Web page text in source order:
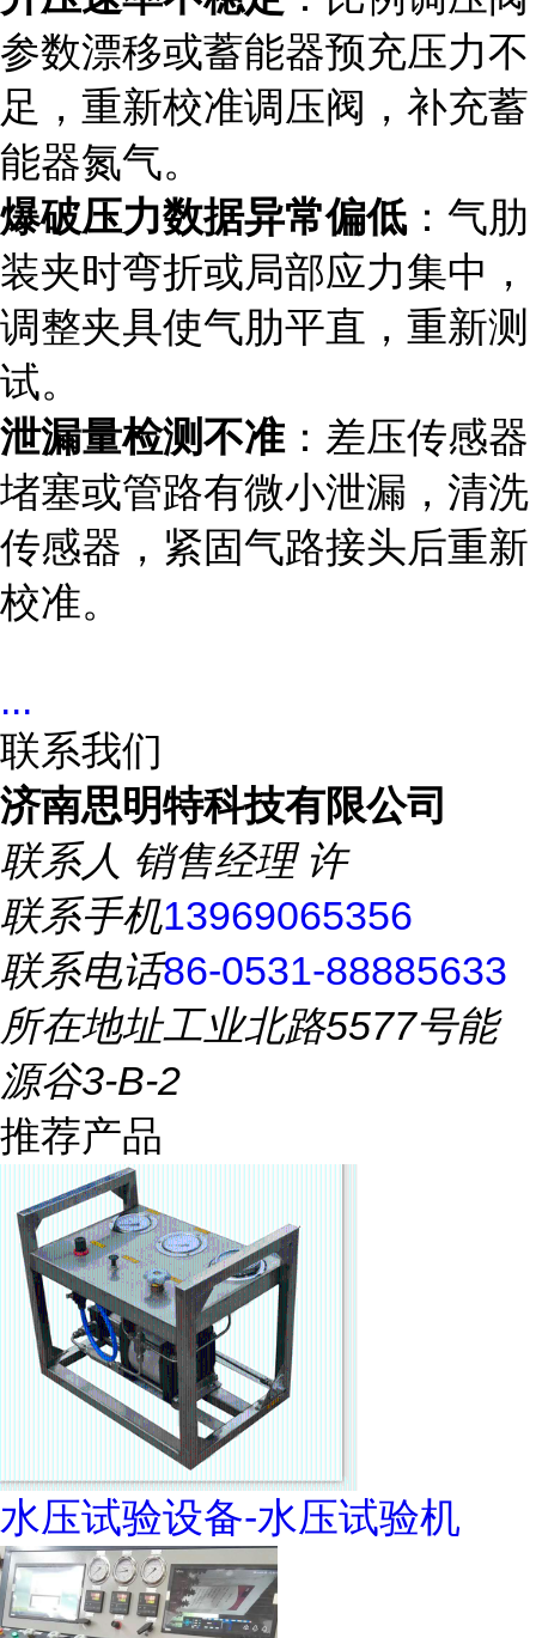
参数漂移或蓄能器预充压力不
足，重新校准调压阀，补充蓄
能器氮气。
爆破压力数据异常偏低：气肋
装夹时弯折或局部应力集中，
调整夹具使气肋平直，重新测
试。
泄漏量检测不准：差压传感器
堵塞或管路有微小泄漏，清洗
传感器，紧固气路接头后重新
校准。
...
联系我们
济南思明特科技有限公司
联系人 销售经理 许
联系手机13969065356
联系电话86-0531-88885633
所在地址工业北路5577号能
源谷3-B-2
推荐产品
水压试验设备-水压试验机